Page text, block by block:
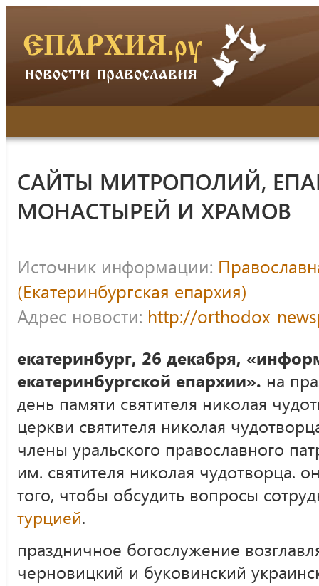
САЙТЫ МИТРОПОЛИЙ,
МОНАСТЫРЕЙ И ХРАМОВ
Источник информации:
(Екатеринбургская епархия)
Адрес новости: http://orthodox-
екатеринбург, 26 декабря,
екатеринбургской епархии». на
день памяти святителя николая
церкви святителя николая
члены уральского православного
им. святителя николая чудотворца.
того, чтобы обсудить вопросы
турцией.
праздничное богослужение
черновицкий и буковинский